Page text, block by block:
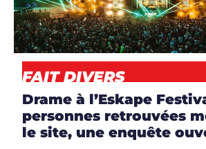
ARTICLES,
FAIT DIVERS
Drame à l’Eskape
personnes retrouvées
le site, une enquête